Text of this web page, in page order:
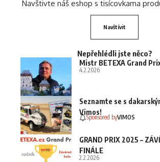
Navštivte náš eshop s tisícovkama
Navštívit
Nepřehlédli jste něco?
Mistr BETEXA Grand
4.2.2026
Seznamte se s
Vimos!
Sponsored byVIMOS
GRAND PRIX 2025 –
FINÁLE
2.2.2026